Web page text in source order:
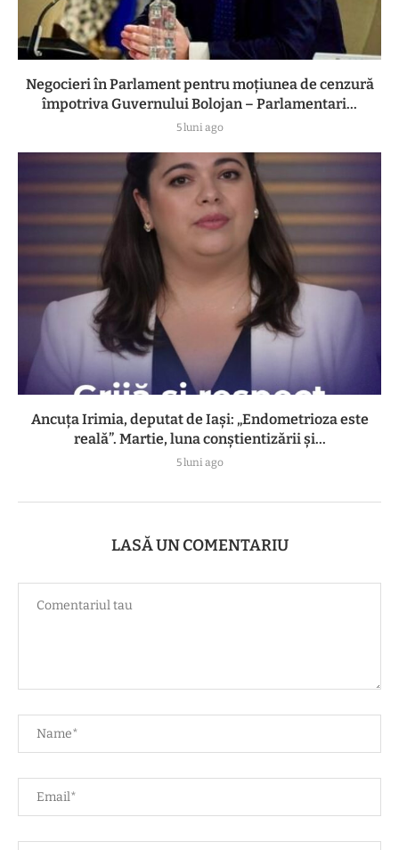
Negocieri în Parlament pentru moțiunea de cenzură
împotriva Guvernului Bolojan – Parlamentari...
5 luni ago
Ancuța Irimia, deputat de Iași: „Endometrioza este
reală”. Martie, luna conștientizării și...
5 luni ago
LASĂ UN COMENTARIU